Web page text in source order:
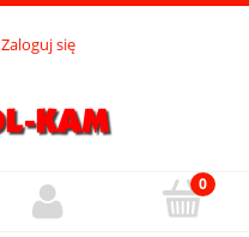
Zaloguj się